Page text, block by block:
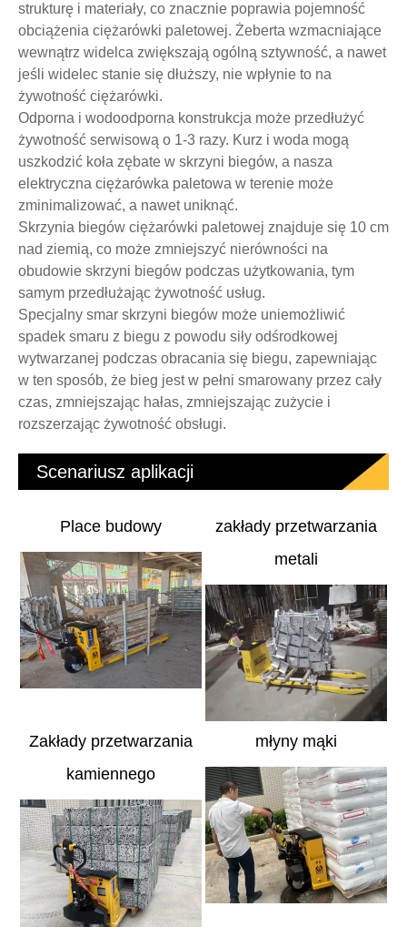
strukturę i materiały, co znacznie poprawia pojemność
obciążenia ciężarówki paletowej. Żeberta wzmacniające
wewnątrz widelca zwiększają ogólną sztywność, a nawet
jeśli widelec stanie się dłuższy, nie wpłynie to na
żywotność ciężarówki.
Odporna i wodoodporna konstrukcja może przedłużyć
żywotność serwisową o 1-3 razy. Kurz i woda mogą
uszkodzić koła zębate w skrzyni biegów, a nasza
elektryczna ciężarówka paletowa w terenie może
zminimalizować, a nawet uniknąć.
Skrzynia biegów ciężarówki paletowej znajduje się 10 cm
nad ziemią, co może zmniejszyć nierówności na
obudowie skrzyni biegów podczas użytkowania, tym
samym przedłużając żywotność usług.
Specjalny smar skrzyni biegów może uniemożliwić
spadek smaru z biegu z powodu siły odśrodkowej
wytwarzanej podczas obracania się biegu, zapewniając
w ten sposób, że bieg jest w pełni smarowany przez cały
czas, zmniejszając hałas, zmniejszając zużycie i
rozszerzając żywotność obsługi.
Scenariusz aplikacji
Place budowy
zakłady przetwarzania
metali
Zakłady przetwarzania
kamiennego
młyny mąki